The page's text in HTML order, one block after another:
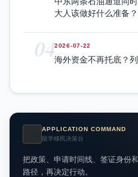
大人该做好什么准备？
042026-07-22
海外资金不再托底？
APPLICATION COMMAND
留学移民决策台
把政策、申请时间线、签证身份
路径，再决定行动。